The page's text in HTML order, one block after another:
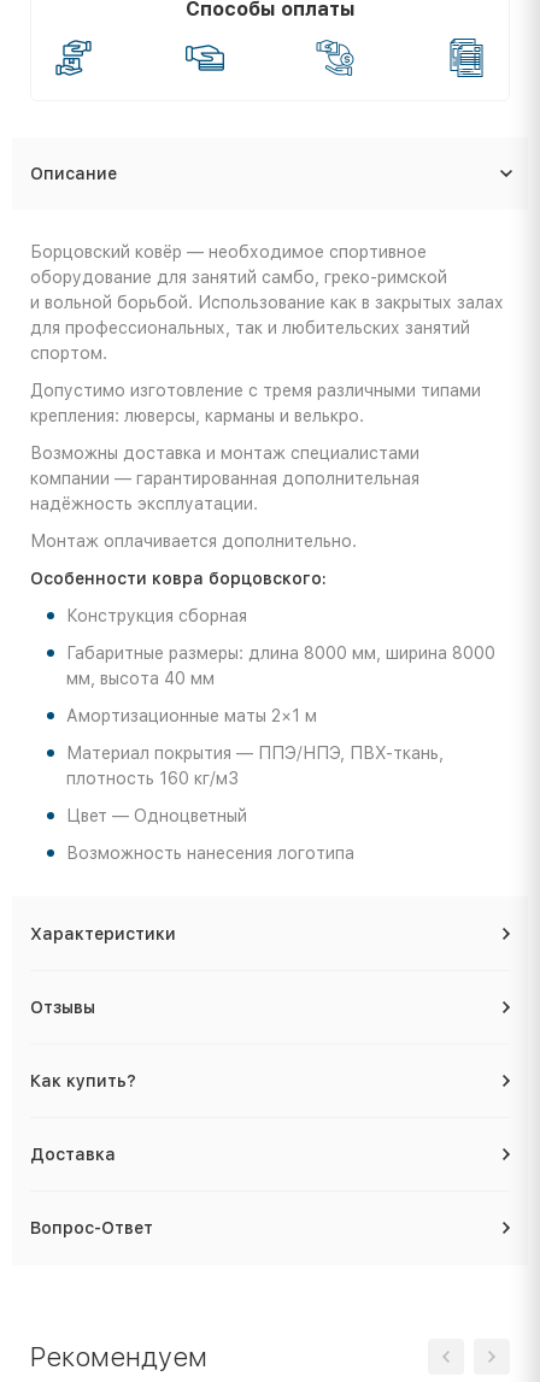
Способы оплаты
Описание
Борцовский ковёр — необходимое спортивное
оборудование для занятий самбо, греко-римской
и вольной борьбой. Использование как в закрытых залах
для профессиональных, так и любительских занятий
спортом.
Допустимо изготовление с тремя различными типами
крепления: люверсы, карманы и велькро.
Возможны доставка и монтаж специалистами
компании — гарантированная дополнительная
надёжность эксплуатации.
Монтаж оплачивается дополнительно.
Особенности ковра борцовского:
Конструкция сборная
Габаритные размеры: длина 8000 мм, ширина 8000
мм, высота 40 мм
Амортизационные маты 2×1 м
Материал покрытия — ППЭ/НПЭ, ПВХ-ткань,
плотность 160 кг/м3
Цвет — Одноцветный
Возможность нанесения логотипа
Характеристики
Отзывы
Как купить?
Доставка
Вопрос-Ответ
Рекомендуем